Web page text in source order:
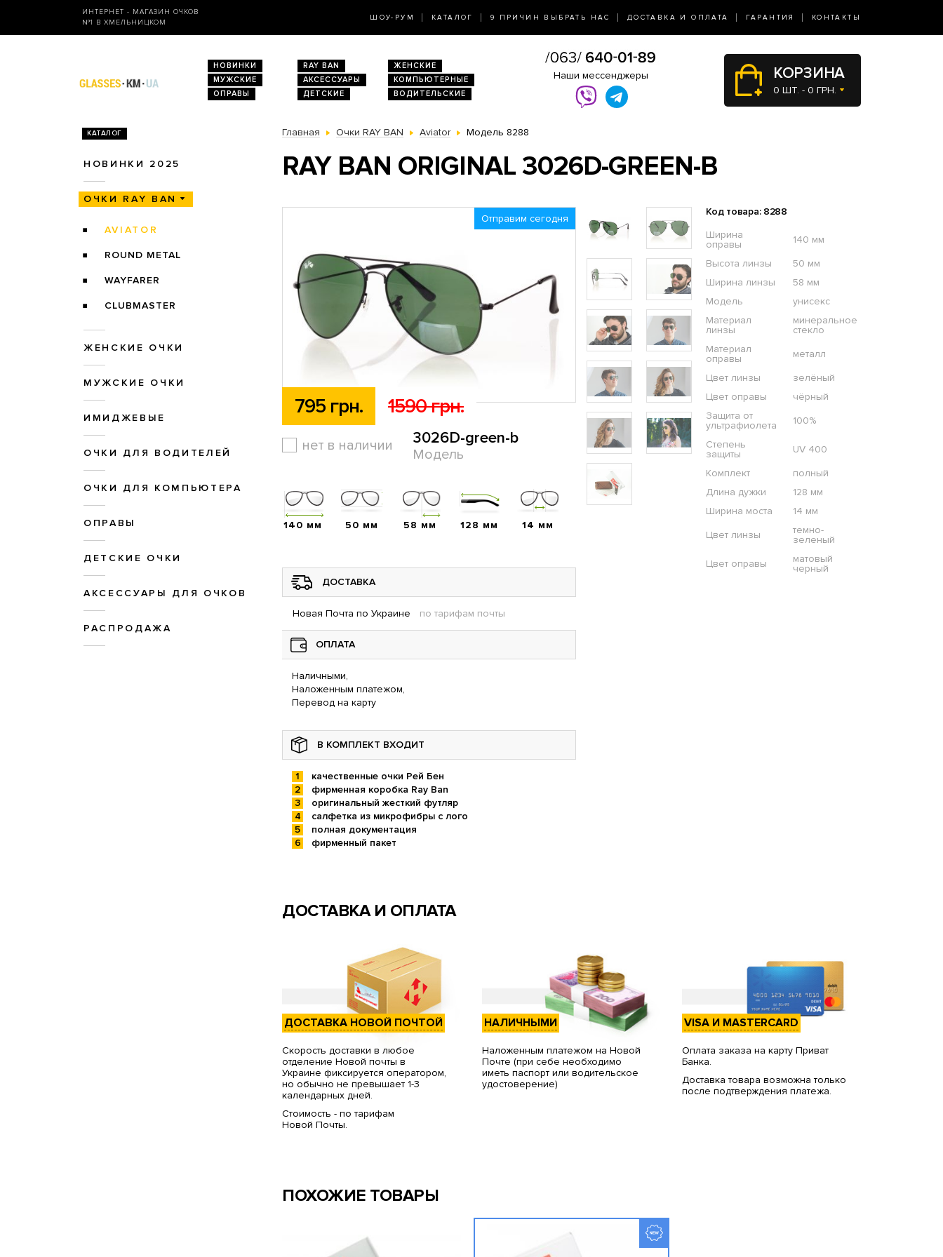
ИНТЕРНЕТ - МАГАЗИН ОЧКОВ
№1 В ХМЕЛЬНИЦКОМ
ШОУ-РУМ КАТАЛОГ 9 ПРИЧИН ВЫБРАТЬ НАС ДОСТАВКА И ОПЛАТА ГАРАНТИЯ КОНТАКТЫ
НОВИНКИ RAY BAN
ЖЕНСКИЕ
МУЖСКИЕ
АКСЕССУАРЫ
КОМПЬЮТЕРНЫЕ
ОПРАВЫ
ДЕТСКИЕ ВОДИТЕЛЬСКИЕ
Наши мессенджеры КОРЗИНА
0 ШТ. - 0 ГРН.
КАТАЛОГ
НОВИНКИ 2025
ОЧКИ RAY BAN
AVIATOR
ROUND METAL
WAYFARER
CLUBMASTER
ЖЕНСКИЕ ОЧКИ
МУЖСКИЕ ОЧКИ
ИМИДЖЕВЫЕ
ОЧКИ ДЛЯ ВОДИТЕЛЕЙ
ОЧКИ ДЛЯ КОМПЬЮТЕРА
ОПРАВЫ
ДЕТСКИЕ ОЧКИ
АКСЕССУАРЫ ДЛЯ ОЧКОВ
РАСПРОДАЖА
Главная Очки RAY BAN Aviator Модель 8288
RAY BAN ORIGINAL 3026D-GREEN-B
Отправим сегодня
795 грн. 1590 грн.
нет в наличии 3026D-green-b
Модель
Код товара: 8288
Ширина
оправы
140 мм
Высота линзы
50 мм
Ширина линзы
58 мм
Модель
унисекс
Материал
линзы
минеральное
стекло
Материал
оправы
металл
Цвет линзы
зелёный
Цвет оправы
чёрный
Защита от
ультрафиолета
100%
Степень
защиты
UV 400
Комплект
полный
Длина дужки
128 мм
Ширина моста
14 мм
Цвет линзы
темно-
зеленый
Цвет оправы
матовый
черный
140 мм 50 мм 58 мм 128 мм 14 мм
ДОСТАВКА
Новая Почта по Украине по тарифам почты
ОПЛАТА
Наличными,
Наложенным платежом,
Перевод на карту
В КОМПЛЕКТ ВХОДИТ
качественные очки Рей Бен
фирменная коробка Ray Ban
оригинальный жесткий футляр
салфетка из микрофибры с лого
полная документация
фирменный пакет
ДОСТАВКА И ОПЛАТА
ДОСТАВКА НОВОЙ ПОЧТОЙ
Скорость доставки в любое
отделение Новой почты в
Украине фиксируется оператором,
но обычно не превышает 1-3
календарных дней.
Стоимость - по тарифам
Новой Почты.
НАЛИЧНЫМИ
Наложенным платежом на Новой
Почте (при себе необходимо
иметь паспорт или водительское
удостоверение)
VISA И MASTERCARD
Оплата заказа на карту Приват
Банка.
Доставка товара возможна только
после подтверждения платежа.
ПОХОЖИЕ ТОВАРЫ